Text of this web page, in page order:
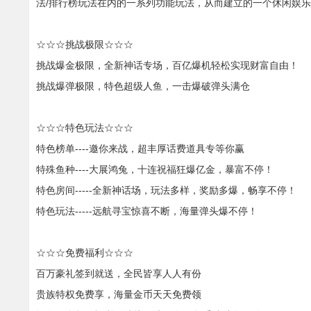
法/排行榜玩法在内的一系列功能玩法，从而建立的一个休闲娱乐
☆☆☆挑战极限☆☆☆
挑战爆金极限，全新神话专场，百亿爆机轻松实现财富自由！
挑战爆弹极限，特色超级人鱼，一击爆破弹头满仓
☆☆☆特色玩法☆☆☆
特色榜单----邀你来战，超丰厚话费道具专等你赢
特殊鱼种----大展鸿兔，十连祝福狂爆亿金，暴富不停！
特色房间-----全新神话场，玩法多样，奖励多爆，畅享不停！
特色玩法-----远航寻宝惊喜不断，海量弹头爆不停！
☆☆☆免费福利☆☆☆
百万豪礼签到就送，全民皆享人人有份
贵族特权免费享，海量金币天天免费领